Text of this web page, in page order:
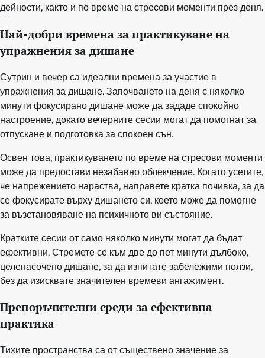
дейности, както и по време на стресови моменти през деня.
Най-добри времена за практикуване на
упражнения за дишане
Сутрин и вечер са идеални времена за участие в
упражнения за дишане. Започването на деня с няколко
минути фокусирано дишане може да зададе спокойно
настроение, докато вечерните сесии могат да помогнат за
отпускане и подготовка за спокоен сън.
Освен това, практикуването по време на стресови моменти
може да предостави незабавно облекчение. Когато усетите,
че напрежението нараства, направете кратка почивка, за да
се фокусирате върху дишането си, което може да помогне
за възстановяване на психичното ви състояние.
Кратките сесии от само няколко минути могат да бъдат
ефективни. Стремете се към две до пет минути дълбоко,
целенасочено дишане, за да изпитате забележими ползи,
без да изисквате значителен времеви ангажимент.
Препоръчителни среди за ефективна
практика
Тихите пространства са от съществено значение за